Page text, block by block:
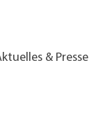
& Presse